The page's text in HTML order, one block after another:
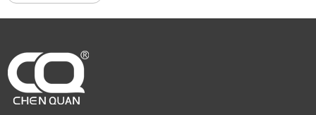
categoria de producto